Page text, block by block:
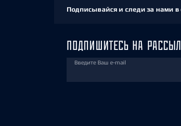
Подписывайся и следи за нами в
ПОДПИШИТЕСЬ НА
Введите Ваш e-mail